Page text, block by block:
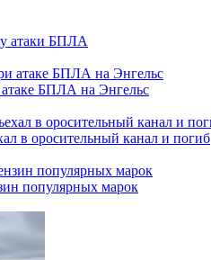
атаки БПЛА
БПЛА на Энгельс
в оросительный канал и погиб
популярных марок